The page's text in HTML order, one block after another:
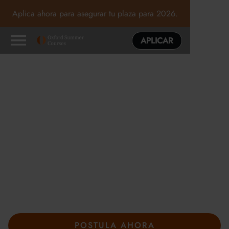
Aplica ahora para asegurar tu plaza para 2026.
APLICAR
POSTULA AHORA